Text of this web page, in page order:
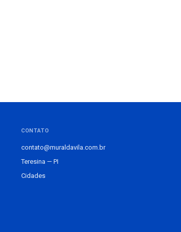
CONTATO
contato@muraldavila.com.br
Teresina — PI
Cidades